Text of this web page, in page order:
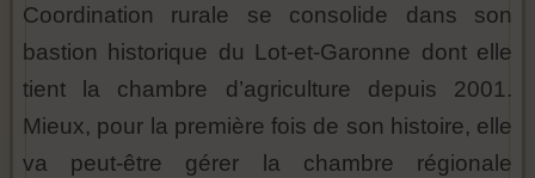
Coordination rurale se consolide dans son
bastion historique du Lot-et-Garonne dont elle
tient la chambre d’agriculture depuis 2001.
Mieux, pour la première fois de son histoire, elle
va peut-être gérer la chambre régionale